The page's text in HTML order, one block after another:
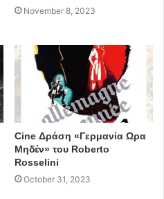
και να λάβουν την
οι δράσεις του
υποστήριξης
εφαρμογής του
προγράμματος στήριξης,
δημότες για δωρεάν
και θεραπευτικής
εξυπηρετουμένων
σχέσεων και
αρνητικών
November 8, 2023
Cine Δράση «Γερμανία Ωρα
Μηδέν» του Roberto
Rosselini
October 31, 2023